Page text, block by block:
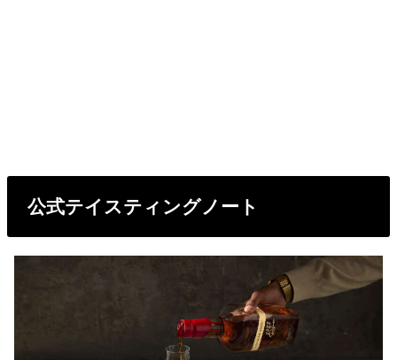
公式テイスティングノート